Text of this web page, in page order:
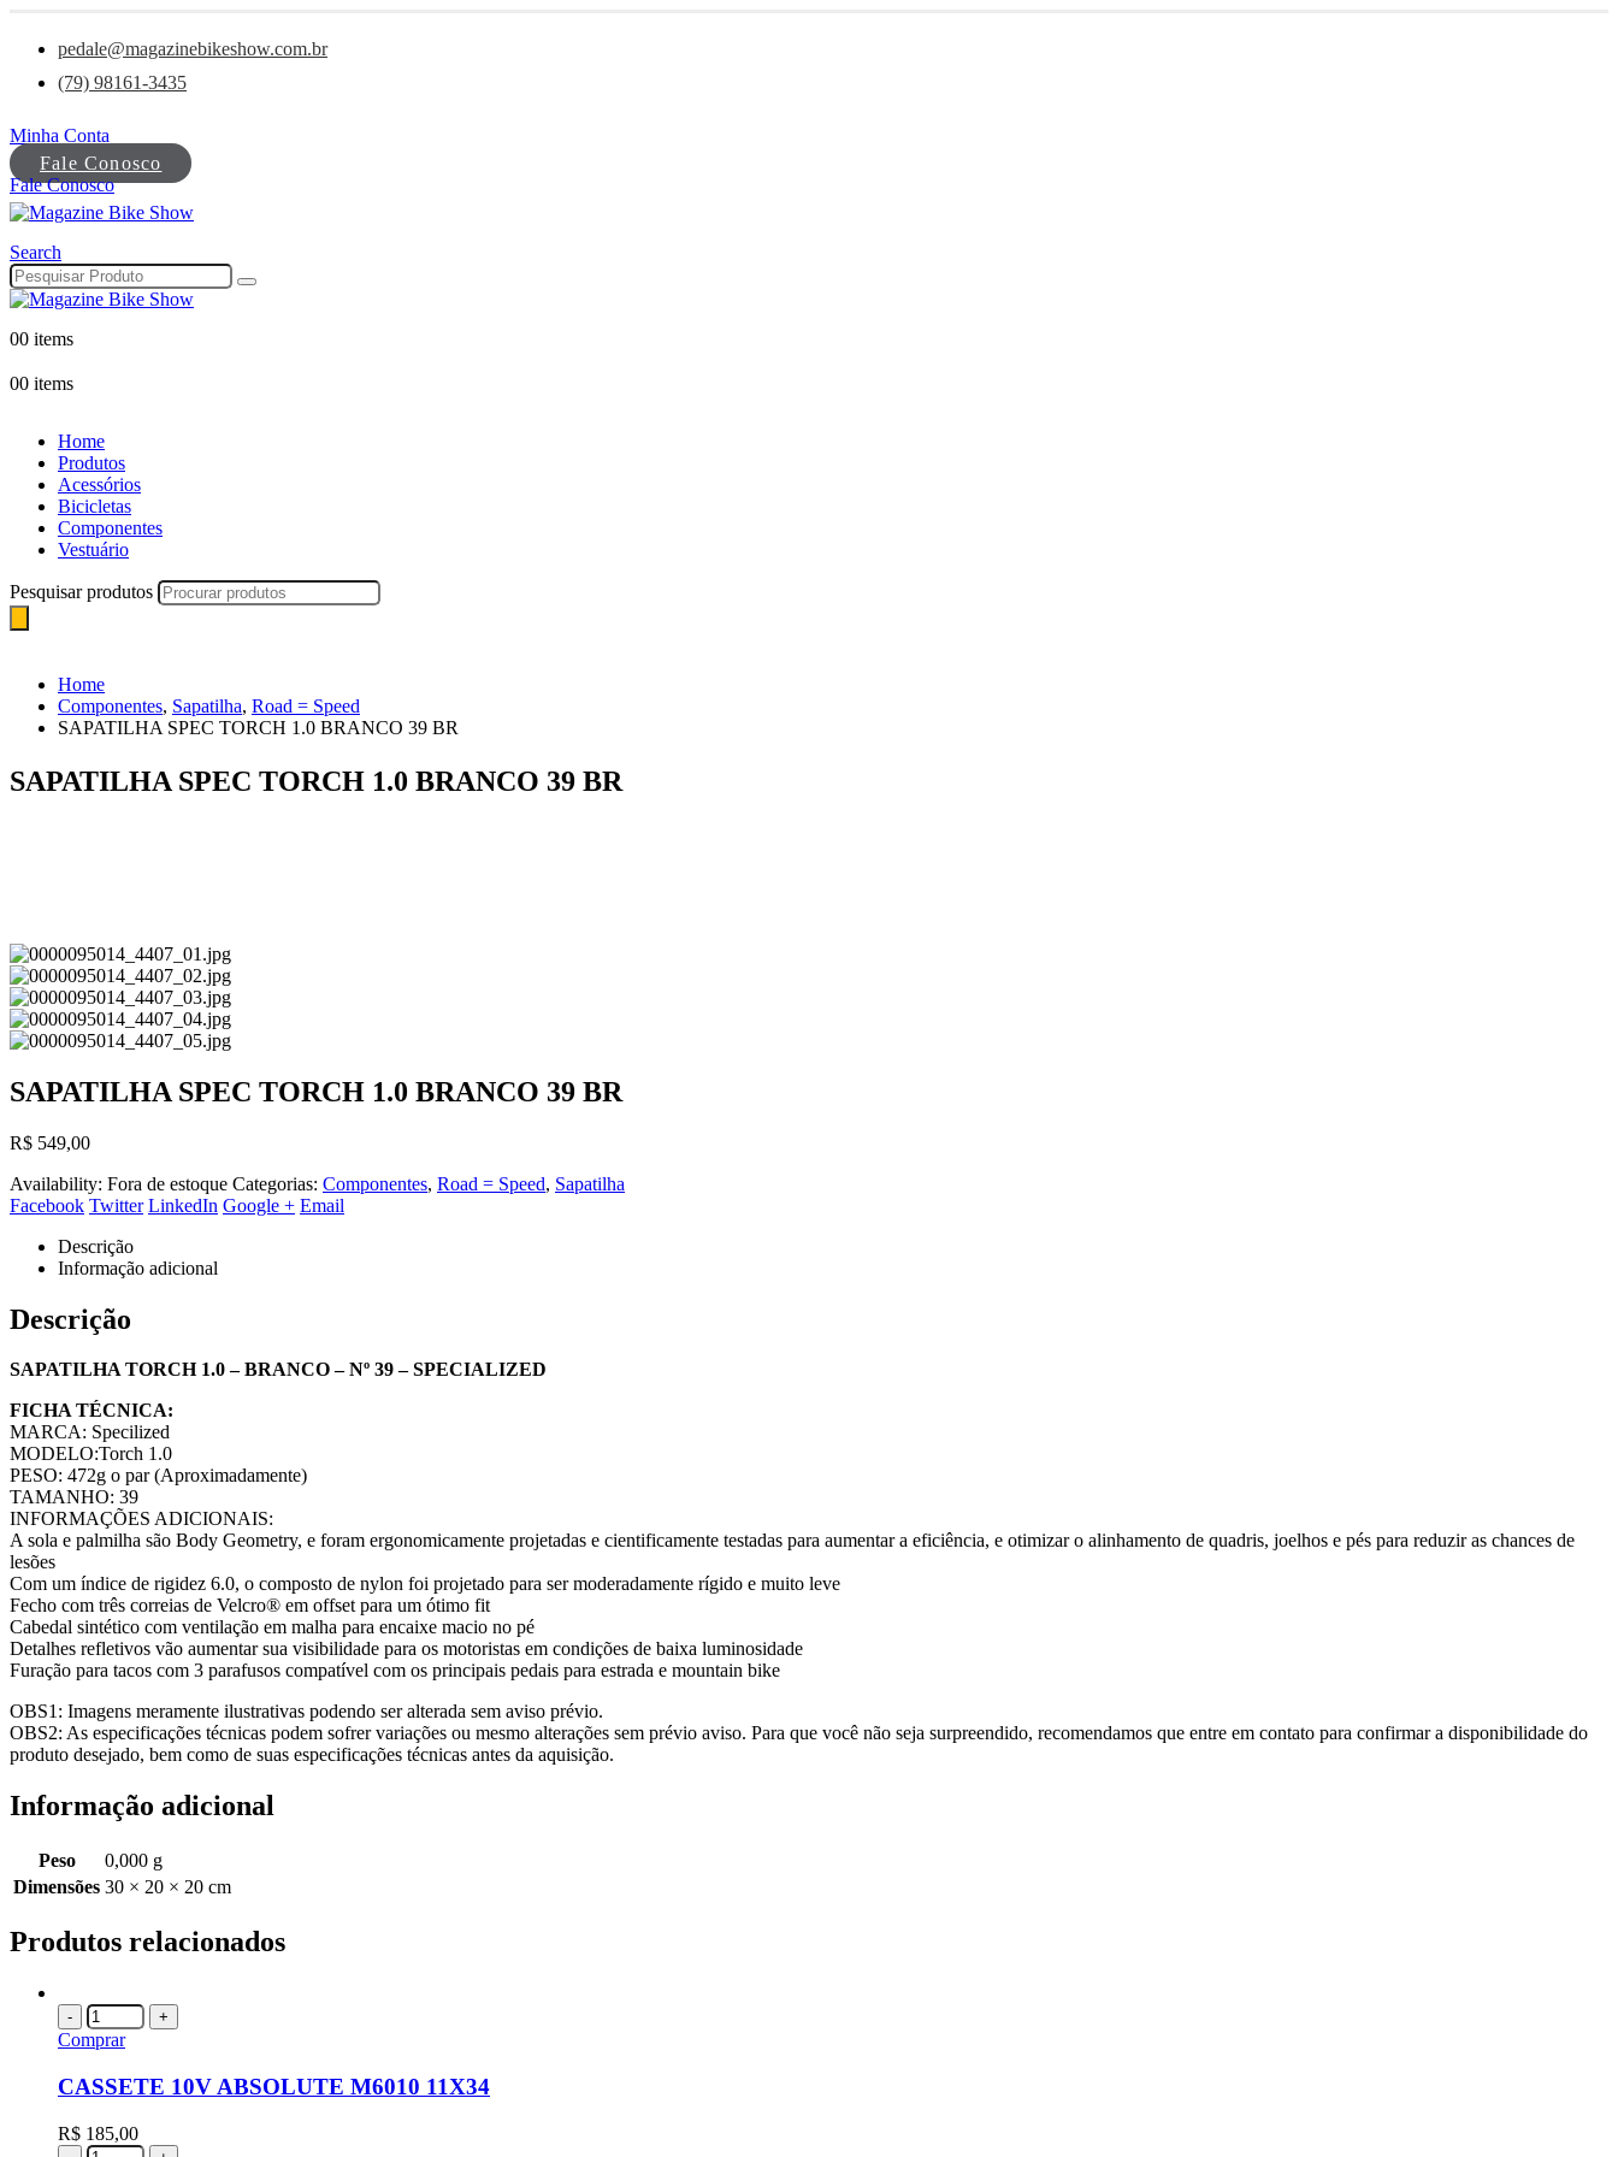
pedale@magazinebikeshow.com.br
(79) 98161-3435
Minha Conta
Fale Conosco
Fale Conosco
Search
00 items
00 items
Home
Produtos
Acessórios
Bicicletas
Componentes
Vestuário
Pesquisar produtos
Home
Componentes, Sapatilha, Road = Speed
SAPATILHA SPEC TORCH 1.0 BRANCO 39 BR
SAPATILHA SPEC TORCH 1.0 BRANCO 39 BR
SAPATILHA SPEC TORCH 1.0 BRANCO 39 BR
R$ 549,00
Availability: Fora de estoque Categorias: Componentes, Road = Speed, Sapatilha
Facebook Twitter LinkedIn Google + Email
Descrição
Informação adicional
Descrição
SAPATILHA TORCH 1.0 – BRANCO – Nº 39 – SPECIALIZED
FICHA TÉCNICA:
MARCA: Specilized
MODELO:Torch 1.0
PESO: 472g o par (Aproximadamente)
TAMANHO: 39
INFORMAÇÕES ADICIONAIS:
A sola e palmilha são Body Geometry, e foram ergonomicamente projetadas e cientificamente testadas para aumentar a eficiência, e otimizar o alinhamento de quadris, joelhos e pés para reduzir as chances de
lesões
Com um índice de rigidez 6.0, o composto de nylon foi projetado para ser moderadamente rígido e muito leve
Fecho com três correias de Velcro® em offset para um ótimo fit
Cabedal sintético com ventilação em malha para encaixe macio no pé
Detalhes refletivos vão aumentar sua visibilidade para os motoristas em condições de baixa luminosidade
Furação para tacos com 3 parafusos compatível com os principais pedais para estrada e mountain bike
OBS1: Imagens meramente ilustrativas podendo ser alterada sem aviso prévio.
OBS2: As especificações técnicas podem sofrer variações ou mesmo alterações sem prévio aviso. Para que você não seja surpreendido, recomendamos que entre em contato para confirmar a disponibilidade do
produto desejado, bem como de suas especificações técnicas antes da aquisição.
Informação adicional
Peso
0,000 g
Dimensões 30 × 20 × 20 cm
Produtos relacionados
- +
Comprar
CASSETE 10V ABSOLUTE M6010 11X34
R$ 185,00